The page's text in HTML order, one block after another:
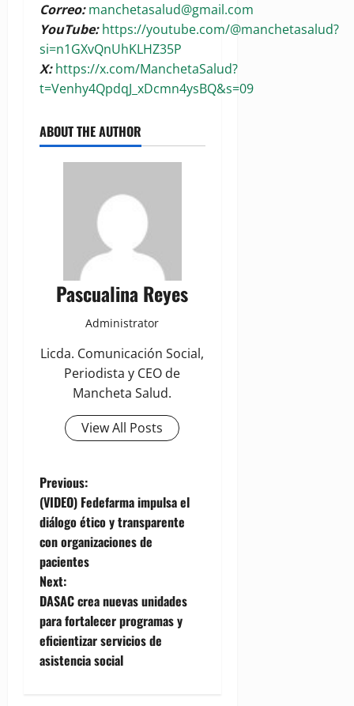
Correo:manchetasalud@gmail.com
YouTube: https://youtube.com/@manchetasalud?
si=n1GXvQnUhKLHZ35P
X:https://x.com/ManchetaSalud?
t=Venhy4QpdqJ_xDcmn4ysBQ&s=09
ABOUT THE AUTHOR
Pascualina Reyes
Administrator
Licda. Comunicación Social,
Periodista y CEO de
Mancheta Salud.
View All Posts
P
o
s
t
n
a
Previous:
(VIDEO) Fedefarma impulsa el
diálogo ético y transparente
con organizaciones de
pacientes
Next:
DASAC crea nuevas unidades
para fortalecer programas y
eficientizar servicios de
asistencia social